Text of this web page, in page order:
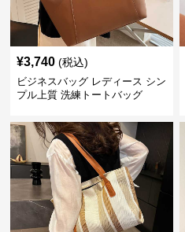
¥3,740 (税込)
ビジネスバッグ レディース シン
プル上質 洗練トートバッグ